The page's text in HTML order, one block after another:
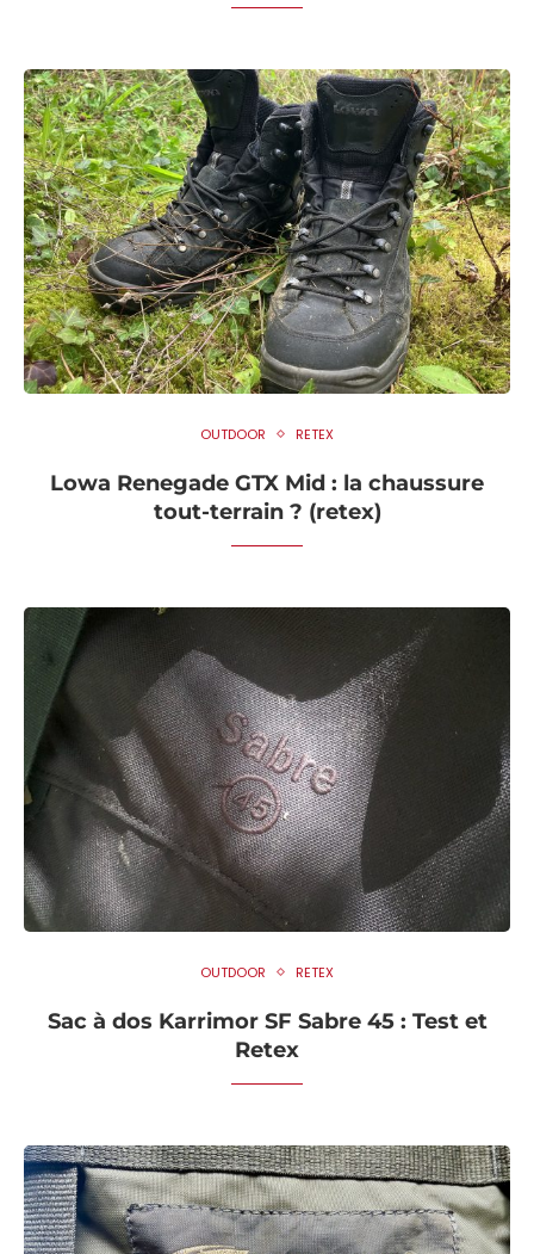
OUTDOOR RETEX
Lowa Renegade GTX Mid : la chaussure
tout-terrain ? (retex)
OUTDOOR RETEX
Sac à dos Karrimor SF Sabre 45 : Test et
Retex